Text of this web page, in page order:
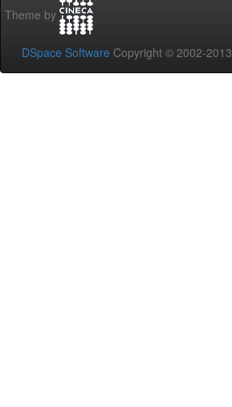
Theme by
DSpace Software Copyright © 2002-2013